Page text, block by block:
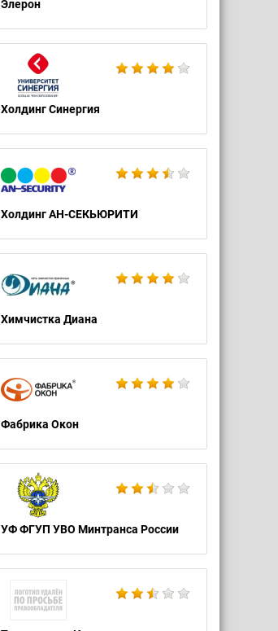
Элерон
Холдинг Синергия
Холдинг АН-СЕКЬЮРИТИ
Химчистка Диана
Фабрика Окон
УФ ФГУП УВО Минтранса России